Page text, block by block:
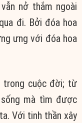
nở thắm ngoài
đi. Bởi đóa hoa
ưng với đóa hoa
trong cuộc đời; từ
mà tìm được
Với tinh thần xây